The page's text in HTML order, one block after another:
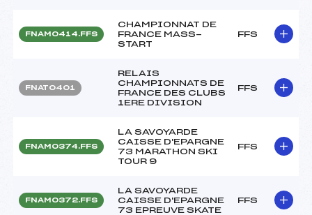
FNAM0414.FFS
CHAMPIONNAT DE
FRANCE MASS-
START
FFS
FNAT0401
RELAIS
CHAMPIONNATS DE
FRANCE DES CLUBS
1ERE DIVISION
FFS
FNAM0374.FFS
LA SAVOYARDE
CAISSE D'EPARGNE
73 MARATHON SKI
TOUR 9
FFS
FNAM0372.FFS
LA SAVOYARDE
CAISSE D'EPARGNE
73 EPREUVE SKATE
FFS